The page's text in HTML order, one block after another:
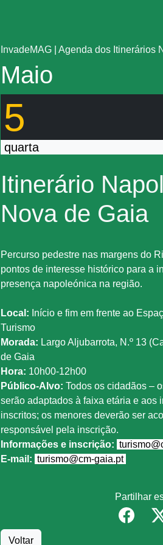
InvadeMAG Agenda dos Itinerários
Maio
5
quarta
Itinerário
Nova de Gaia
Percurso pedestre nas margens do
pontos de interesse histórico para a
presença napoleónica na região.
Local: Início e fim em frente ao
Turismo
Morada: Largo Aljubarrota, N.º 13
de Gaia
Hora: 10h00-12h00
Público-Alvo: Todos os cidadãos –
serão adaptados à faixa etária e aos
inscritos; os menores deverão ser
responsável pela inscrição.
Informações e inscrição:
E-mail: turismo@cm-gaia.pt
Partilhar
Voltar